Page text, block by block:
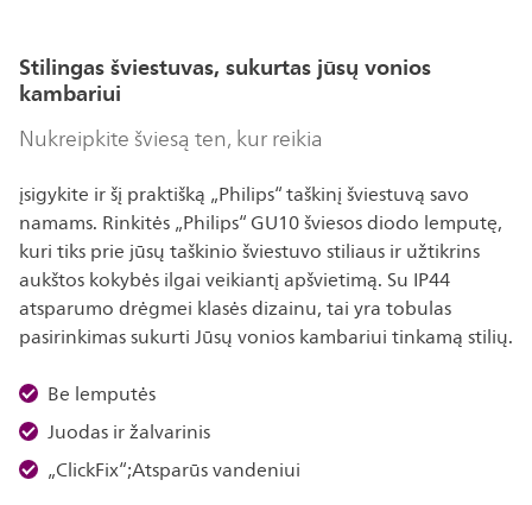
Stilingas šviestuvas, sukurtas jūsų vonios
kambariui
Nukreipkite šviesą ten, kur reikia
įsigykite ir šį praktišką „Philips“ taškinį šviestuvą savo
namams. Rinkitės „Philips“ GU10 šviesos diodo lemputę,
kuri tiks prie jūsų taškinio šviestuvo stiliaus ir užtikrins
aukštos kokybės ilgai veikiantį apšvietimą. Su IP44
atsparumo drėgmei klasės dizainu, tai yra tobulas
pasirinkimas sukurti Jūsų vonios kambariui tinkamą stilių.
Be lemputės
Juodas ir žalvarinis
„ClickFix“;Atsparūs vandeniui